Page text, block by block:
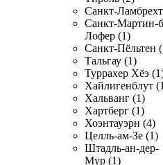
Санкт-
Санкт-Мартин-
Лофер (1)
Санкт-Пёльтен
Тальгау (1)
Туррахер Хёэ
Хайлигенблут
Хальванг (1)
Хартберг (1)
Хоэнтауэрн (4)
Целль-ам-Зе (1)
Штадль-ан-дер-
Мур (1)